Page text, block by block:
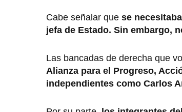
Cabe señalar que se
jefa de Estado. Sin embargo,
Las bancadas de derecha que
Alianza para el Progreso,
independientes como Carlos